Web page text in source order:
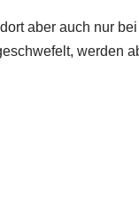
aber auch nur
werden